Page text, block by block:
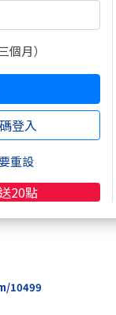
10499
個月）
登入
重設
20點